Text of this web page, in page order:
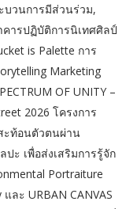
บวนการมีส่วนร่วม,
ารปฏิบัติการนิเทศศิลป์
is Palette การ
Marketing
OF UNITY –
2026 โครงการ
ะท้อนตัวตนผ่าน
ะ เพื่อส่งเสริมการรู้จัก
Portraiture
ละ URBAN CANVAS